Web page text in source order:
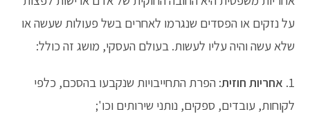
על נזקים או הפסדים שנגרמו לאחרים בשל פעולות שעשה או
שלא עשה והיה עליו לעשות. בעולם העסקי, מושג זה כולל:
1. אחריות חוזית: הפרת התחייבויות שנקבעו בהסכם, כלפי
לקוחות, עובדים, ספקים, נותני שירותים וכו';